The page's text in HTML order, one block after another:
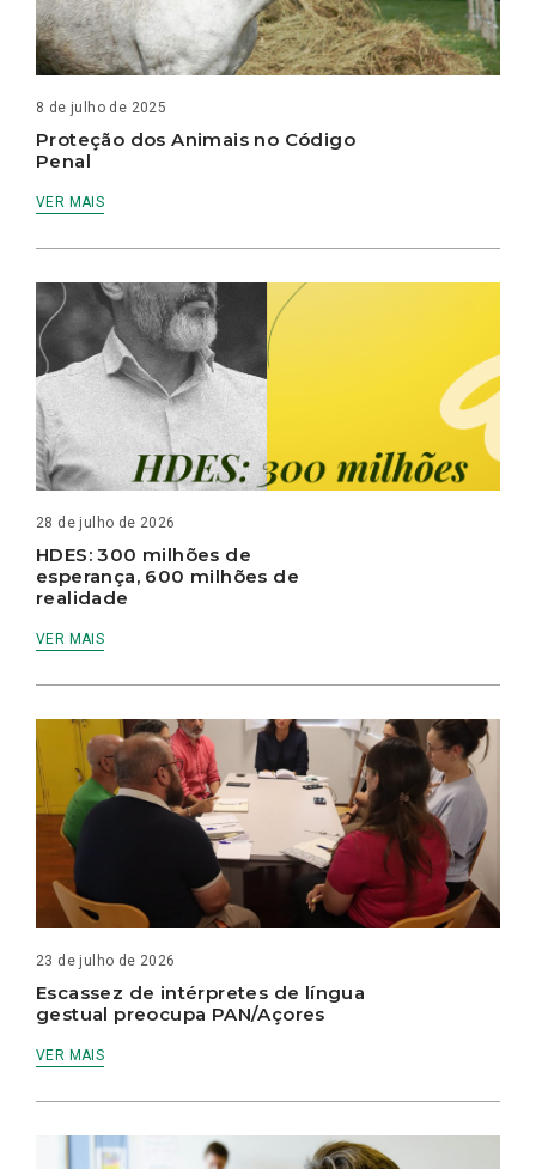
8 de julho de 2025
Proteção dos Animais no Código
Penal
VER MAIS
28 de julho de 2026
HDES: 300 milhões de
esperança, 600 milhões de
realidade
VER MAIS
23 de julho de 2026
Escassez de intérpretes de língua
gestual preocupa PAN/Açores
VER MAIS